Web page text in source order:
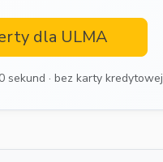
dla ULMA
sekund · bez karty kredytowej